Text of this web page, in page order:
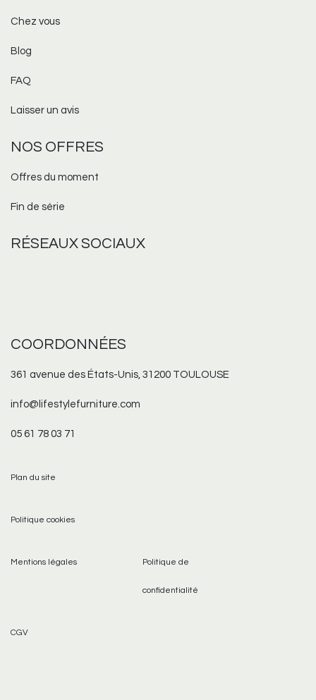
Chez vous
Blog
FAQ
Laisser un avis
NOS OFFRES
Offres du moment
Fin de série
RÉSEAUXSOCIAUX
COORDONNÉES
361 avenue des États-Unis, 31200 TOULOUSE
info@lifestylefurniture.com
05 61 78 03 71
Plan du site
Politique cookies
Mentions légales Politique de
confidentialité
CGV